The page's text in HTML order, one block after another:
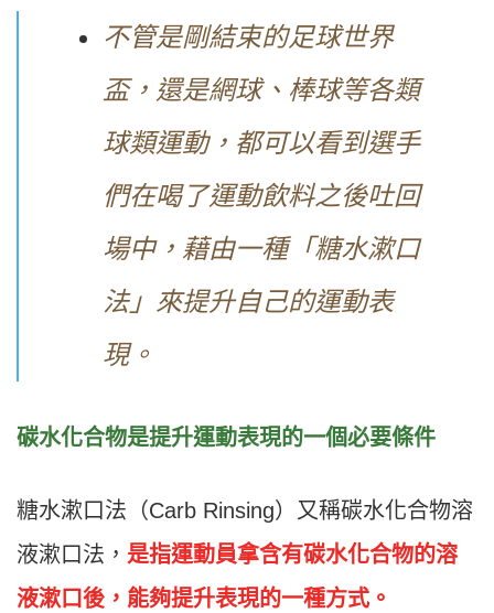
不管是剛結束的足球世界
盃，還是網球、棒球等各類
球類運動，都可以看到選手
們在喝了運動飲料之後吐回
場中，藉由一種「糖水漱口
法」來提升自己的運動表
現。
碳水化合物是提升運動表現的一個必要條件
糖水漱口法（Carb Rinsing）又稱碳水化合物溶
液漱口法， 是指運動員拿含有碳水化合物的溶
液漱口後，能夠提升表現的一種方式。